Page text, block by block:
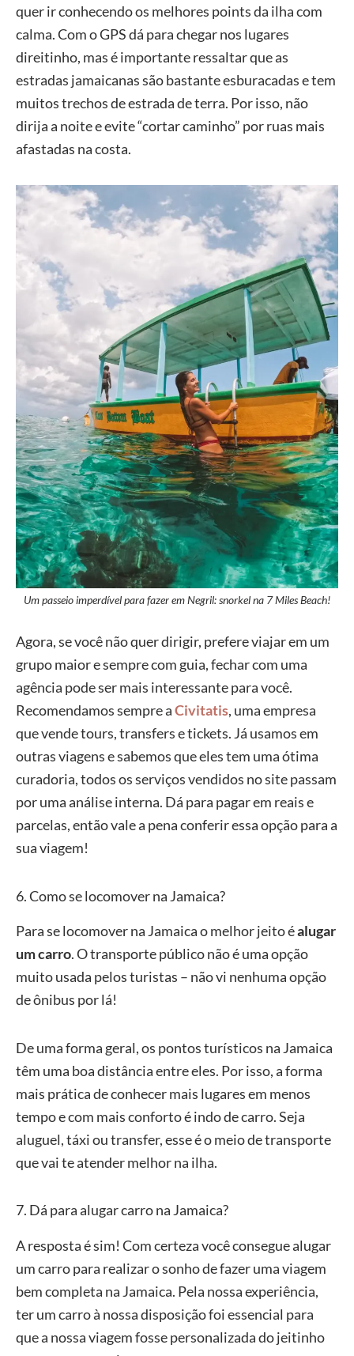
quer ir conhecendo os melhores points da ilha com
calma. Com o GPS dá para chegar nos lugares
direitinho, mas é importante ressaltar que as
estradas jamaicanas são bastante esburacadas e tem
muitos trechos de estrada de terra. Por isso, não
dirija a noite e evite “cortar caminho” por ruas mais
afastadas na costa.
Um passeio imperdível para fazer em Negril: snorkel na 7 Miles Beach!
Agora, se você não quer dirigir, prefere viajar em um
grupo maior e sempre com guia, fechar com uma
agência pode ser mais interessante para você.
Recomendamos sempre aCivitatis, uma empresa
que vende tours, transfers e tickets. Já usamos em
outras viagens e sabemos que eles tem uma ótima
curadoria, todos os serviços vendidos no site passam
por uma análise interna. Dá para pagar em reais e
parcelas, então vale a pena conferir essa opção para a
sua viagem!
6. Como se locomover na Jamaica?
Para se locomover na Jamaica o melhor jeito éalugar
umcarro. O transporte público não é uma opção
muito usada pelos turistas – não vi nenhuma opção
de ônibus por lá!
De uma forma geral, os pontos turísticos na Jamaica
têm uma boa distância entre eles. Por isso, a forma
mais prática de conhecer mais lugares em menos
tempo e com mais conforto é indo de carro. Seja
aluguel, táxi ou transfer, esse é o meio de transporte
que vai te atender melhor na ilha.
7. Dá para alugar carro na Jamaica?
A resposta é sim! Com certeza você consegue alugar
um carro para realizar o sonho de fazer uma viagem
bem completa na Jamaica. Pela nossa experiência,
ter um carro à nossa disposição foi essencial para
que a nossa viagem fosse personalizada do jeitinho